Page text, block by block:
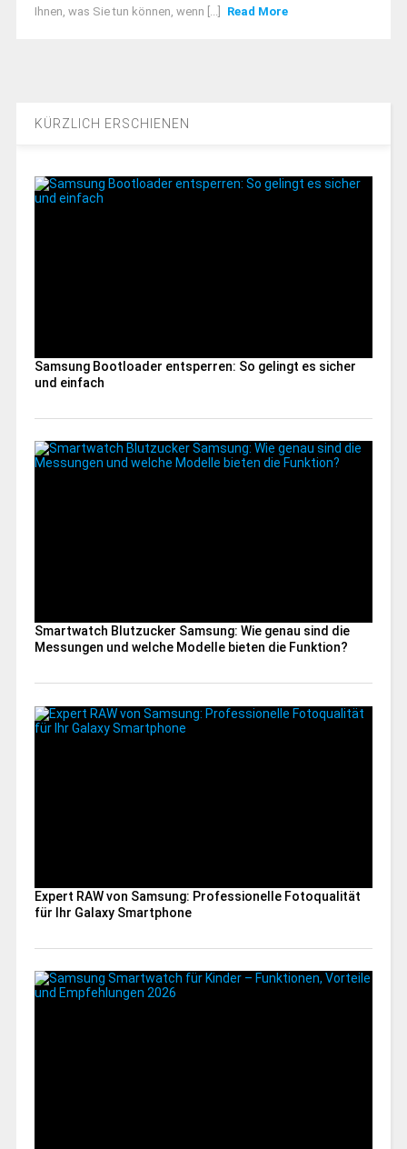
Ihnen, was Sie tun können, wenn [...]
Read More
KÜRZLICH ERSCHIENEN
Samsung Bootloader entsperren: So gelingt es sicher
und einfach
Smartwatch Blutzucker Samsung: Wie genau sind die
Messungen und welche Modelle bieten die Funktion?
Expert RAW von Samsung: Professionelle Fotoqualität
für Ihr Galaxy Smartphone